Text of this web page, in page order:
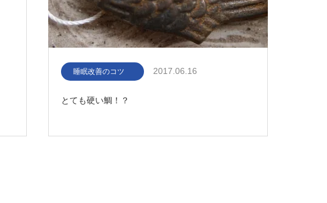
睡眠改善のコツ 2017.06.16
とても硬い鯛！？